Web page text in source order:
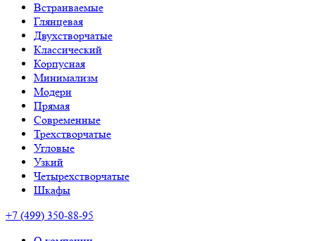
Встраиваемые
Глянцевая
Двухстворчатые
Классический
Корпусная
Минимализм
Модерн
Прямая
Современные
Трехстворчатые
Угловые
Узкий
Четырехстворчатые
Шкафы
+7 (499) 350-88-95